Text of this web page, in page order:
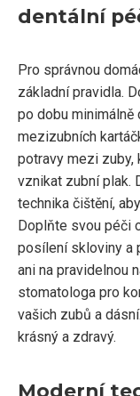
dentální
Pro správnou
základní pravidla.
po dobu minimálně
mezizubních
potravy mezi zuby,
vznikat zubní plak.
technika čištění,
Doplňte svou péči
posílení skloviny a
ani na pravidelnou
stomatologa pro
vašich zubů a
krásný a zdravý.
Moderní